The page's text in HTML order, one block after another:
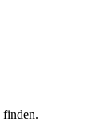
finden.